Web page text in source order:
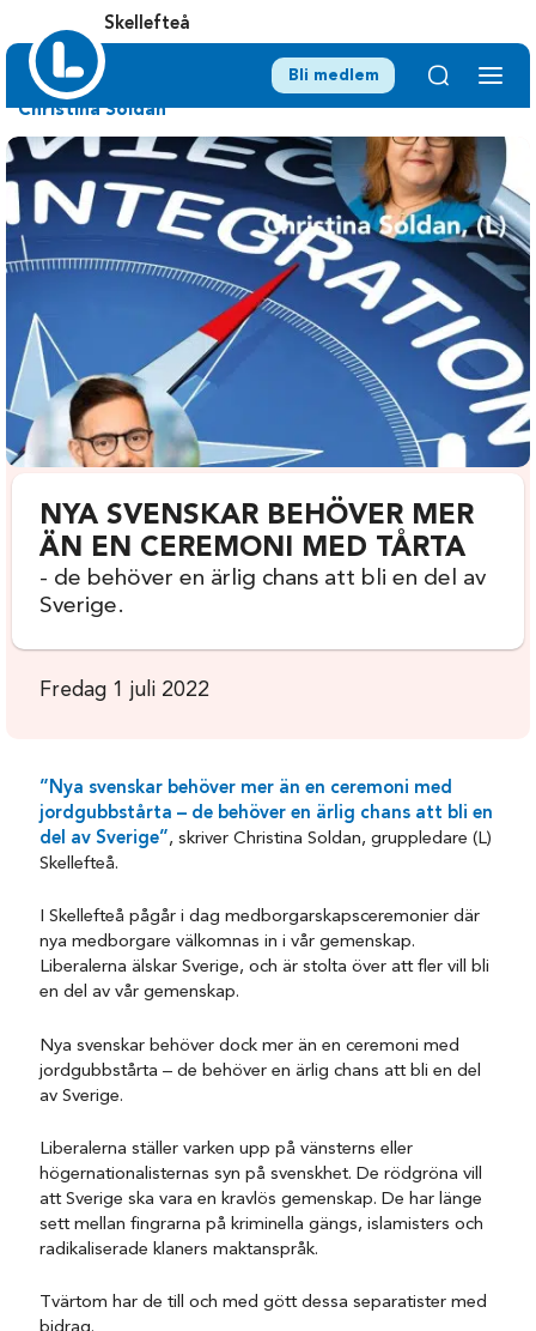
Skellefteå
Bli medlem
Christina Soldan
NYA SVENSKAR BEHÖVER MER
ÄN EN CEREMONI MED TÅRTA
- de behöver en ärlig chans att bli en del av
Sverige.
Fredag 1 juli 2022
”Nya svenskar behöver mer än en ceremoni med
jordgubbstårta – de behöver en ärlig chans att bli en
del av Sverige” , skriver Christina Soldan, gruppledare (L)
Skellefteå.
I Skellefteå pågår i dag medborgarskapsceremonier där
nya medborgare välkomnas in i vår gemenskap.
Liberalerna älskar Sverige, och är stolta över att fler vill bli
en del av vår gemenskap.
Nya svenskar behöver dock mer än en ceremoni med
jordgubbstårta – de behöver en ärlig chans att bli en del
av Sverige.
Liberalerna ställer varken upp på vänsterns eller
högernationalisternas syn på svenskhet. De rödgröna vill
att Sverige ska vara en kravlös gemenskap. De har länge
sett mellan fingrarna på kriminella gängs, islamisters och
radikaliserade klaners maktanspråk.
Tvärtom har de till och med gött dessa separatister med